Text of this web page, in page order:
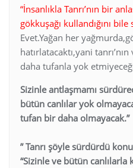
“İnsanlıkla Tanrı’nın bir
gökkuşağı kullandığını bile
Evet.Yağan her
hatırlatacaktı,yani
daha tufanla yok
Sizinle antlaşmamı
bütün canlılar yok
tufan bir daha olmayacak.”
” Tanrı şöyle sürdürdü
“Sizinle ve bütün